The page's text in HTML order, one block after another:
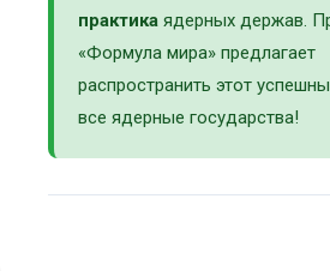
практика ядерных держав.
«Формула мира» предлагает
распространить этот
все ядерные государства!